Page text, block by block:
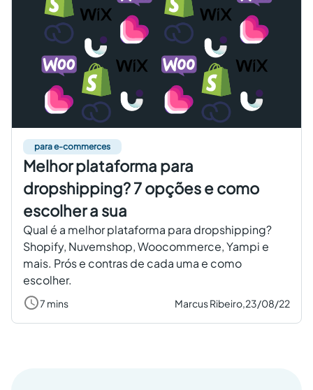
para e-commerces
Melhor plataforma para
dropshipping? 7 opções e como
escolher a sua
Qual é a melhor plataforma para dropshipping?
Shopify, Nuvemshop, Woocommerce, Yampi e
mais. Prós e contras de cada uma e como
escolher.
7 mins Marcus Ribeiro,23/08/22